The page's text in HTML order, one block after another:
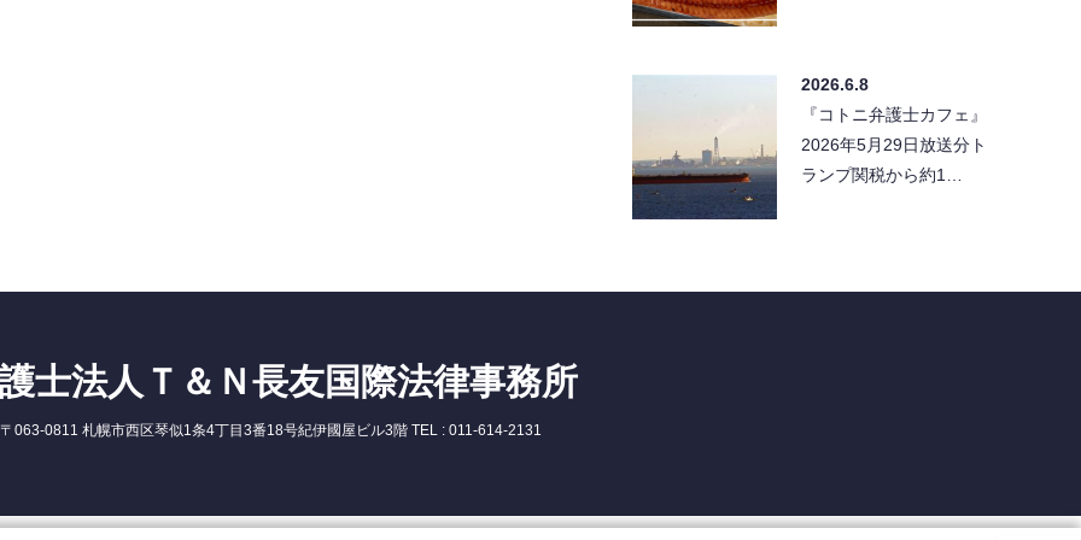
2026.6.8
『コトニ弁護士カフェ』
2026年5月29日放送分ト
ランプ関税から約1…
士法人Ｔ＆Ｎ長友国際法律事務所
〒063-0811 札幌市西区琴似1条4丁目3番18号紀伊國屋ビル3階 TEL : 011-614-2131